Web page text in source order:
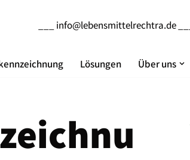
info@lebensmittelrechtra.de
Lösungen Über uns